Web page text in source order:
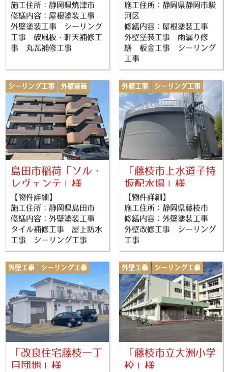
施工住所：静岡県焼津市
修繕内容：屋根塗装工事
外壁塗装工事 シーリング
工事 破風板・軒天補修工
事 丸瓦補修工事
施工住所：静岡県静岡市駿
河区
修繕内容：屋根塗装工事
外壁塗装工事 雨漏り修
繕 板金工事 シーリング
工事
島田市稲荷「ソル・
レヴェンテ」様
【物件詳細】
施工住所：静岡県島田市
修繕内容：外壁塗装工事
タイル補修工事 屋上防水
工事 シーリング工事
シーリング工事
外壁塗装
防水工事
「藤枝市上水道子持
坂配水場」様
【物件詳細】
施工住所：静岡県藤枝市
修繕内容：外壁塗装工事
外壁改修工事 シーリング
工事
外壁工事
シーリング工事
「改良住宅藤枝一丁
目団地」様
外壁工事
シーリング工事
外壁塗装
「藤枝市立大洲小学
校」様
外壁工事
シーリング工事
外壁塗装